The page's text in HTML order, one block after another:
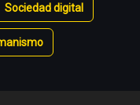
Sociedad digital